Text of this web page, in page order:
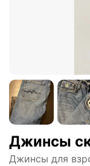
Джинсы
Джинсы для